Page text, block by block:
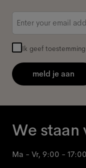
*
Ik geef
meld je aan
We staan
Ma - Vr, 9:00 - 17:00